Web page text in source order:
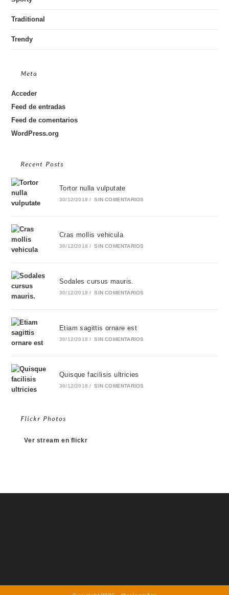
Traditional
Trendy
Meta
Acceder
Feed de entradas
Feed de comentarios
WordPress.org
Recent Posts
Tortor nulla vulputate
30/12/2018 / SIN COMENTARIOS
Cras mollis vehicula
30/12/2018 / SIN COMENTARIOS
Sodales cursus mauris.
30/12/2018 / SIN COMENTARIOS
Etiam sagittis ornare est
30/12/2018 / SIN COMENTARIOS
Quisque facilisis ultricies
30/12/2018 / SIN COMENTARIOS
Flickr Photos
Ver stream en flickr